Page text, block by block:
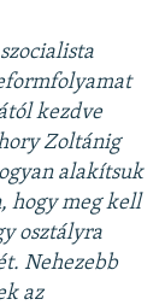
kezdve
Zoltánig
alakítsuk
hogy meg kell
osztályra
Nehezebb
az